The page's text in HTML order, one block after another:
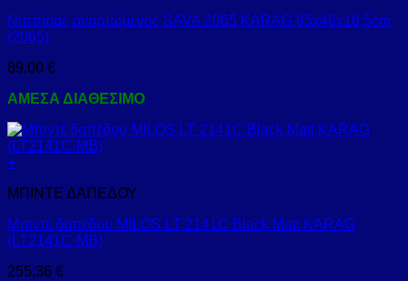
Νιπτήρας αναρτώμενος SAVA 2065 KARAG 65x46x16,5cm
(2065)
89,00 €
ΑΜΕΣΑ ΔΙΑΘΕΣΙΜΟ
+
ΜΠΙΝΤΕ ΔΑΠΕΔΟΥ
Μπιντέ δαπέδου MILOS LT 2141C Black Matt KARAG
(LT2141C-MB)
255,36 €